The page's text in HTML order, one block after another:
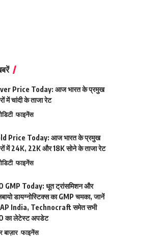
Price Today: आज भारत के प्रमुख
में चांदी के ताजा रेट
फाइनेंस
Price Today: आज भारत के प्रमुख
में 24K, 22K और 18K सोने के ताजा रेट
फाइनेंस
GMP Today: धूत ट्रांसमिशन और
डायग्नोस्टिक्स का GMP चमका, जानें
India, Technocraft समेत सभी
का लेटेस्ट अपडेट
बाज़ार फाइनेंस